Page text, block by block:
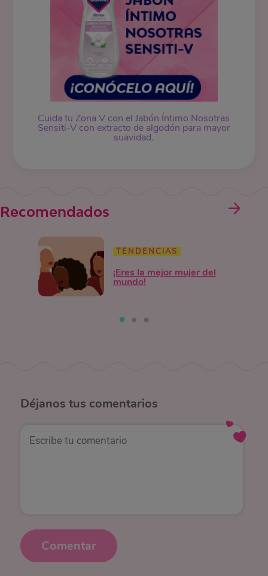
Cuida tu Zona V con el Jabón Íntimo Nosotras
Sensiti-V con extracto de algodón para mayor
suavidad.
Recomendados
TENDENCIAS
¡Eres la mejor mujer del
mundo!
Déjanos tus comentarios
Comentar